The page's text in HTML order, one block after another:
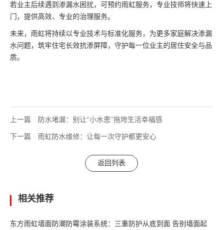
若业主后续遇到渗漏水困扰，可预约雨虹服务，专业技师将快速上
门，提供高效、专业的治理服务。
未来，雨虹将持续以专业技术与标准化服务，为更多家庭解决渗漏
水问题，筑牢住宅长效抗渗屏障，守护每一位业主的居住安全与品
质。
上一篇 防水堵漏：别让“小水患”拖垮生活幸福感
下一篇 ​雨虹防水维修：让每一次守护都更安心
返回列表
相关推荐
东方雨虹墙面防潮防霉涂装系统：三重防护从底到面 告别墙面起